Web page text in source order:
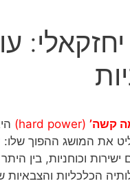
קשה’ (hard power)
את המושג ההפוך שלו:
ישירות וכוחניות, בין
הכלכליות